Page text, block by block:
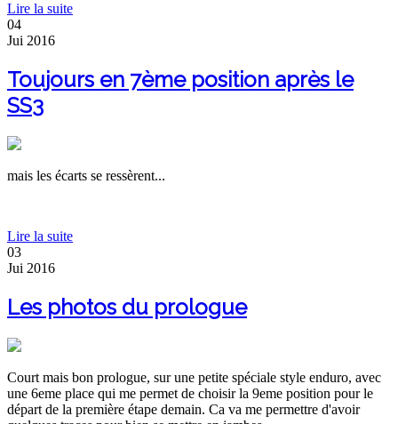
Lire la suite
04
Jui 2016
Toujours en 7ème position après le
SS3
mais les écarts se ressèrent...
Lire la suite
03
Jui 2016
Les photos du prologue
Court mais bon prologue, sur une petite spéciale style enduro, avec
une 6eme place qui me permet de choisir la 9eme position pour le
départ de la première étape demain. Ca va me permettre d'avoir